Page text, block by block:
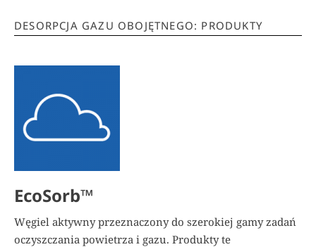
DESORPCJA GAZU OBOJĘTNEGO: PRODUKTY
EcoSorb™
Węgiel aktywny przeznaczony do szerokiej gamy zadań
oczyszczania powietrza i gazu. Produkty te